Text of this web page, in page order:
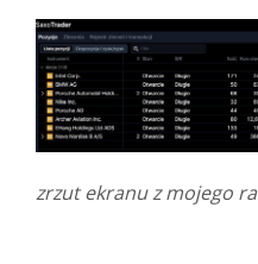
zrzut ekranu z mojego